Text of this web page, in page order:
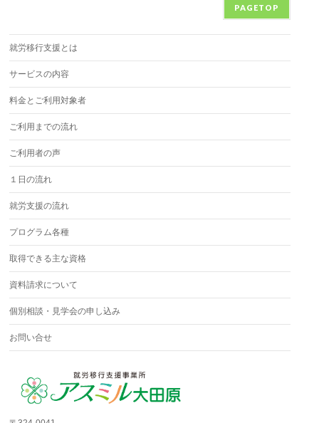
PAGETOP
就労移行支援とは
サービスの内容
料金とご利用対象者
ご利用までの流れ
ご利用者の声
１日の流れ
就労支援の流れ
プログラム各種
取得できる主な資格
資料請求について
個別相談・見学会の申し込み
お問い合せ